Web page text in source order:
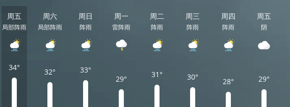
周五
局部阵雨
34°
周六
局部阵雨
32°
周日
阵雨
33°
周一
雷阵雨
29°
周二
阵雨
31°
周三
阵雨
30°
周四
阵雨
28°
周五
阴
29°